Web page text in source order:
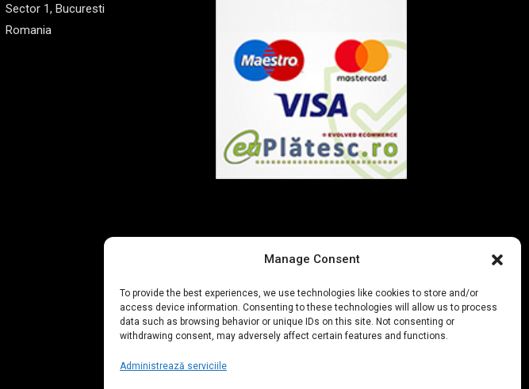
Manage Consent
To provide the best experiences, we use technologies like cookies to store and/or
access device information. Consenting to these technologies will allow us to process
data such as browsing behavior or unique IDs on this site. Not consenting or
withdrawing consent, may adversely affect certain features and functions.
Administrează serviciile
Sector 1, Bucuresti
Romania